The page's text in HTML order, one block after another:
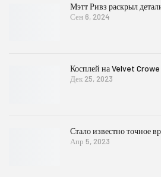
Мэтт Ривз раскрыл
Сен 6, 2024
Косплей на Velvet Crowe
Дек 25, 2023
Стало известно точное
Апр 5, 2023